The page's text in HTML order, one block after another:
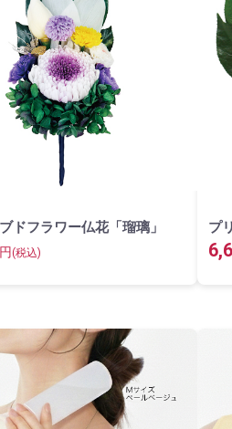
ドフラワー仏花「瑠璃」
(税込)
プ